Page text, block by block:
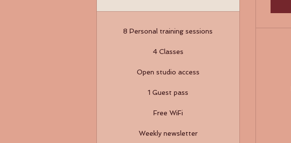
8 Personal training sessions
4 Classes
Open studio access
1 Guest pass
Free WiFi
Weekly newsletter